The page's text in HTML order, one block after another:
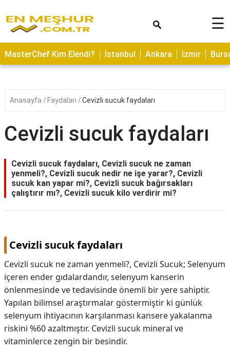
ASTROLOJİ
SAĞLIK
YERLER
NEDİR
KAMP
ALANLARI
KAPLICALAR
İLETİŞİM
☰
MasterChef Kim Elendi? İstanbul Ankara İzmir
Anasayfa Faydaları Cevizli sucuk faydaları
Cevizli sucuk faydaları
Cevizli sucuk faydaları, Cevizli sucuk ne zaman
yenmeli?, Cevizli sucuk nedir ne işe yarar?, Cevizli
sucuk kan yapar mi?, Cevizli sucuk bağırsakları
çalıştırır mı?, Cevizli sucuk kilo verdirir mi?
Cevizli sucuk faydaları
Cevizli sucuk ne zaman yenmeli?, Cevizli Sucuk; Selenyum
içeren ender gıdalardandır, selenyum kanserin
önlenmesinde ve tedavisinde önemli bir yere sahiptir.
Yapılan bilimsel araştırmalar göstermiştir ki günlük
selenyum ihtiyacının karşılanması kansere yakalanma
riskini %60 azaltmıştır. Cevizli sucuk mineral ve
vitaminlerce zengin bir besindir.